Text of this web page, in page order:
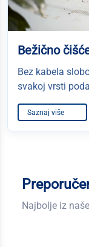
Bežično
Bez kabela
svakoj vrsti
Saznaj više
Najbolje iz